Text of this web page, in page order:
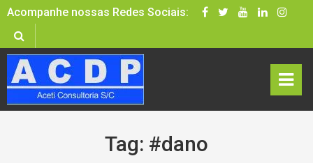
Skip
content
Acompanhe nossas Redes Sociais:
rima
Tag: #dano